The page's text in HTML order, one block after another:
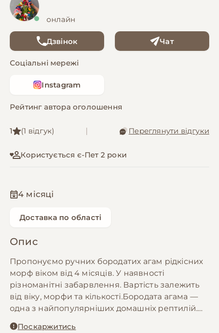
онлайн
Дзвінок Чат
Соціальні мережі
Instagram
Рейтинг автора оголошення
1 (1 відгук) Переглянути відгуки
Користується є-Пет 2 роки
4 місяці
Доставка по області
Опис
Пропонуємо ручних бородатих агам рідкісних
морф віком від 4 місяців. У наявності
різноманітні забарвлення. Вартість залежить
від віку, морфи та кількості.Бородата агама —
одна з найпопулярніших домашніх рептилій.
Поскаржитись